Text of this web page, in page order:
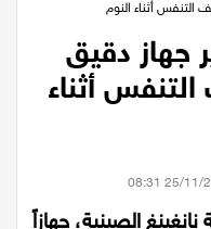
جهاز دقيق
أثناء